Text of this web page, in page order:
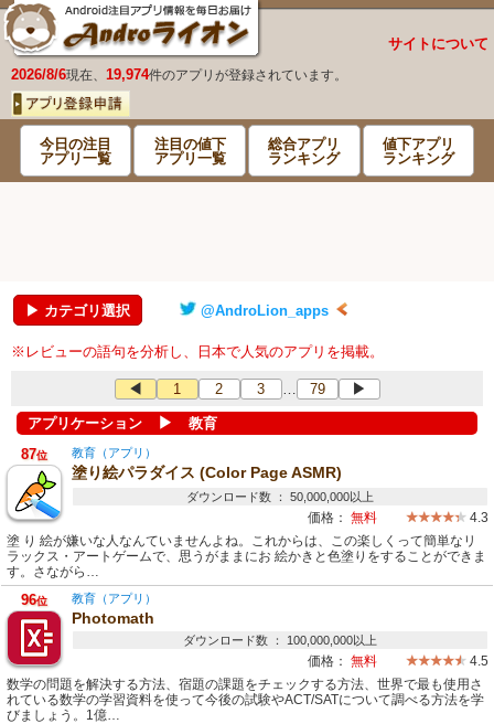
サイトについて
2026/8/6現在、 19,974件のアプリが登録されています。
今日の注目
アプリ一覧
注目の値下
アプリ一覧
総合アプリ
ランキング
値下アプリ
ランキング
▶ カテゴリ選択 @AndroLion_apps
※レビューの語句を分析し、日本で人気のアプリを掲載。
◀ 1 2 3 … 79 ▶
アプリケーション ▶ 教育
87位 教育（アプリ）
塗り絵パラダイス (Color Page ASMR)
ダウンロード数 ： 50,000,000以上
価格： 無料
4.3
塗 り 絵が嫌いな人なんていませんよね。これからは、この楽しくって簡単なリ
ラックス・アートゲームで、思うがままにお 絵かきと色塗りをすることができま
す。さながら…
96位 教育（アプリ）
Photomath
ダウンロード数 ： 100,000,000以上
価格： 無料
4.5
数学の問題を解決する方法、宿題の課題をチェックする方法、世界で最も使用さ
れている数学の学習資料を使って今後の試験やACT/SATについて調べる方法を学
びましょう。1億…